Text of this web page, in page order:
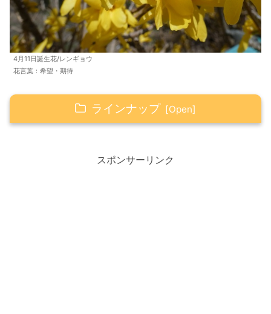
4月11日誕生花/レンギョウ
花言葉：希望・期待
ラインナップ
Happy☆アイテムスポンサーリンク